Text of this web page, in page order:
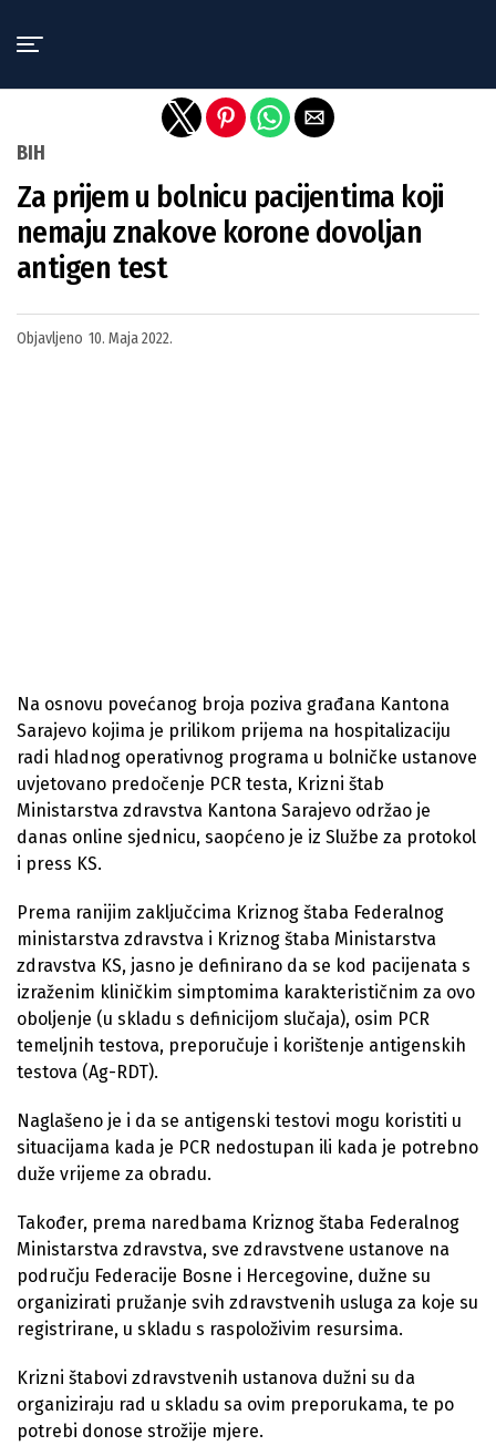
BIH
Za prijem u bolnicu pacijentima koji
nemaju znakove korone dovoljan
antigen test
Objavljeno 10. Maja 2022.
Na osnovu povećanog broja poziva građana Kantona
Sarajevo kojima je prilikom prijema na hospitalizaciju
radi hladnog operativnog programa u bolničke ustanove
uvjetovano predočenje PCR testa, Krizni štab
Ministarstva zdravstva Kantona Sarajevo održao je
danas online sjednicu, saopćeno je iz Službe za protokol
i press KS.
Prema ranijim zaključcima Kriznog štaba Federalnog
ministarstva zdravstva i Kriznog štaba Ministarstva
zdravstva KS, jasno je definirano da se kod pacijenata s
izraženim kliničkim simptomima karakterističnim za ovo
oboljenje (u skladu s definicijom slučaja), osim PCR
temeljnih testova, preporučuje i korištenje antigenskih
testova (Ag-RDT).
Naglašeno je i da se antigenski testovi mogu koristiti u
situacijama kada je PCR nedostupan ili kada je potrebno
duže vrijeme za obradu.
Također, prema naredbama Kriznog štaba Federalnog
Ministarstva zdravstva, sve zdravstvene ustanove na
području Federacije Bosne i Hercegovine, dužne su
organizirati pružanje svih zdravstvenih usluga za koje su
registrirane, u skladu s raspoloživim resursima.
Krizni štabovi zdravstvenih ustanova dužni su da
organiziraju rad u skladu sa ovim preporukama, te po
potrebi donose strožije mjere.